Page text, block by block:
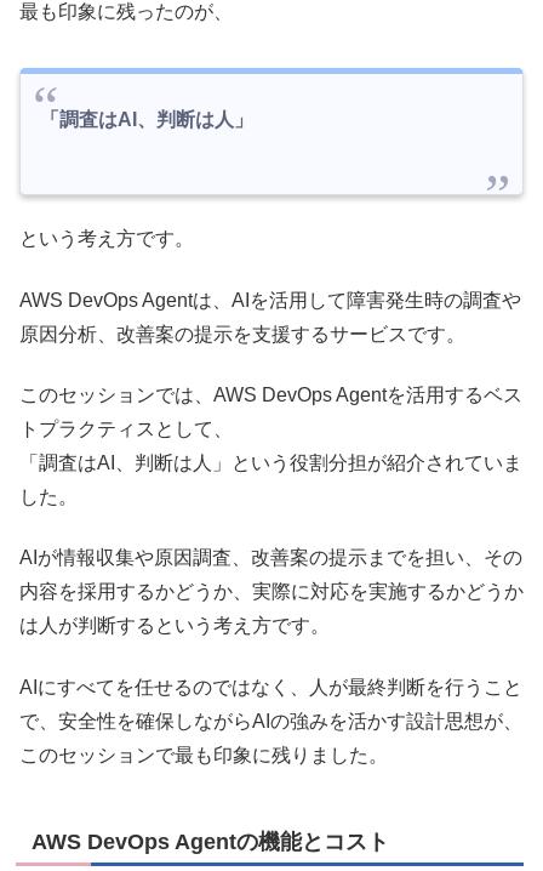
最も印象に残ったのが、
「調査はAI、判断は人」
という考え方です。
AWS DevOps Agentは、AIを活用して障害発生時の調査や
原因分析、改善案の提示を支援するサービスです。
このセッションでは、AWS DevOps Agentを活用するベス
トプラクティスとして、
「調査はAI、判断は人」という役割分担が紹介されていま
した。
AIが情報収集や原因調査、改善案の提示までを担い、その
内容を採用するかどうか、実際に対応を実施するかどうか
は人が判断するという考え方です。
AIにすべてを任せるのではなく、人が最終判断を行うこと
で、安全性を確保しながらAIの強みを活かす設計思想が、
このセッションで最も印象に残りました。
AWS DevOps Agentの機能とコスト